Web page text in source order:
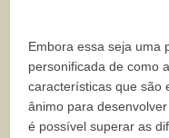
Embora essa seja uma
personificada de como
características que são
ânimo para
é possível superar as